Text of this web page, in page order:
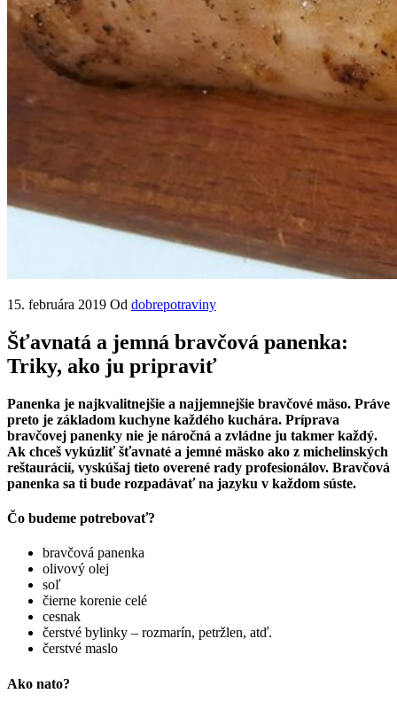
15. februára 2019 Od dobrepotraviny
Šťavnatá a jemná bravčová panenka:
Triky, ako ju pripraviť
Panenka je najkvalitnejšie a najjemnejšie bravčové mäso. Práve
preto je základom kuchyne každého kuchára. Príprava
bravčovej panenky nie je náročná a zvládne ju takmer každý.
Ak chceš vykúzliť šťavnaté a jemné mäsko ako z michelinských
reštaurácií, vyskúšaj tieto overené rady profesionálov. Bravčová
panenka sa ti bude rozpadávať na jazyku v každom súste.
Čo budeme potrebovať?
bravčová panenka
olivový olej
soľ
čierne korenie celé
cesnak
čerstvé bylinky – rozmarín, petržlen, atď.
čerstvé maslo
Ako nato?